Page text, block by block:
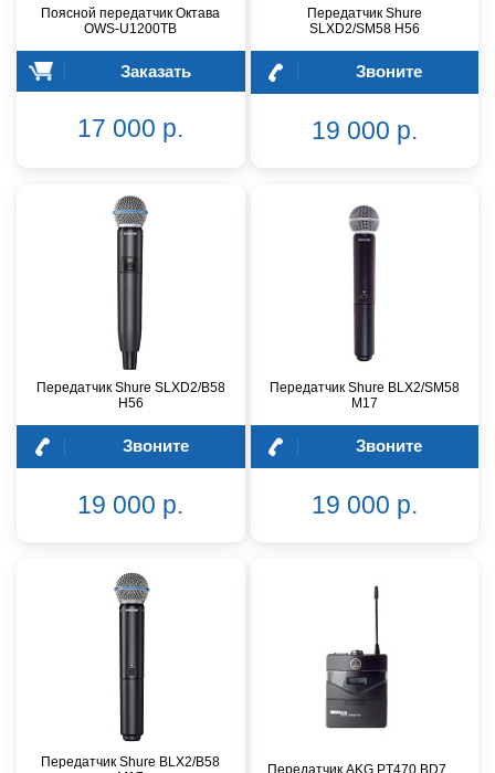
Поясной передатчик Октава
OWS-U1200TB
Заказать
17 000 р.
Передатчик Shure
SLXD2/SM58 H56
Звоните
19 000 р.
Передатчик Shure SLXD2/B58
H56
Звоните
19 000 р.
Передатчик Shure BLX2/SM58
M17
Звоните
19 000 р.
Передатчик Shure BLX2/B58
Передатчик AKG PT470 BD7